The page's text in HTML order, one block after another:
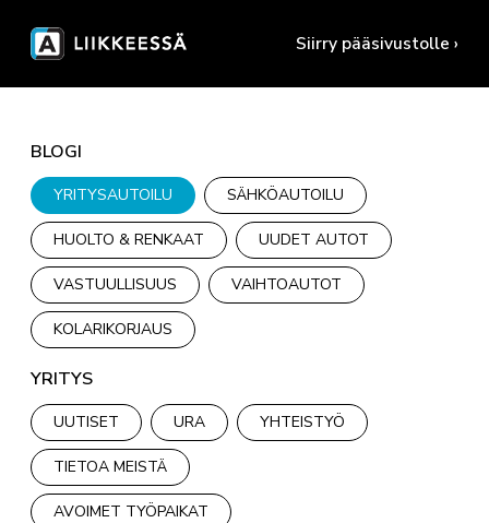
Siirry pääsivustolle ›
BLOGI
YRITYSAUTOILU SÄHKÖAUTOILU
HUOLTO & RENKAAT UUDET AUTOT
VASTUULLISUUS VAIHTOAUTOT
KOLARIKORJAUS
YRITYS
UUTISET URA YHTEISTYÖ
TIETOA MEISTÄ
AVOIMET TYÖPAIKAT